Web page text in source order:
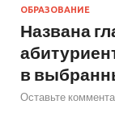
ОБРАЗОВАНИЕ
Названа
в
Оставьте